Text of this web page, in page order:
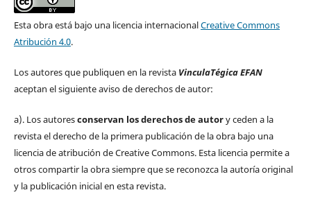
Esta obra está bajo una licencia internacionalCreative Commons
Atribución 4.0.
Los autores que publiquen en la revista VinculaTégica EFAN
aceptan el siguiente aviso de derechos de autor:
a). Los autoresconservan los derechos de autory ceden a la
revista el derecho de la primera publicación de la obra bajo una
licencia de atribución de Creative Commons. Esta licencia permite a
otros compartir la obra siempre que se reconozca la autoría original
y la publicación inicial en esta revista.